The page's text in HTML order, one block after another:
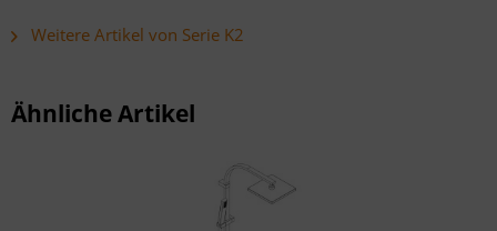
Weitere Artikel von Serie K2
Ähnliche Artikel